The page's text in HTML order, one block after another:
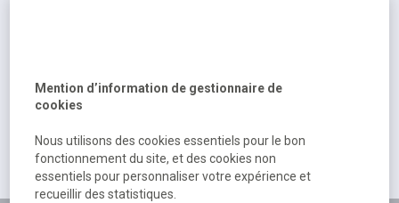
500
excuser pour la gêne occasionée.
Retour Retour à l'accueil
Mention d’information de gestionnaire de
cookies
Nous utilisons des cookies essentiels pour le bon
fonctionnement du site, et des cookies non
essentiels pour personnaliser votre expérience et
recueillir des statistiques.